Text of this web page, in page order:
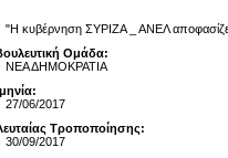
"Η κυβέρνηση ΣΥΡΙΖΑ _ ΑΝΕΛ
Ομάδα:
ΝΕΑ ΔΗΜΟΚΡΑΤΙΑ
27/06/2017
Τροποποίησης:
30/09/2017